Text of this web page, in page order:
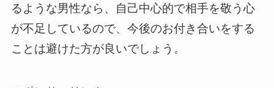
るような男性なら、自己中心的で相手を敬う心
が不足しているので、今後のお付き合いをする
ことは避けた方が良いでしょう。